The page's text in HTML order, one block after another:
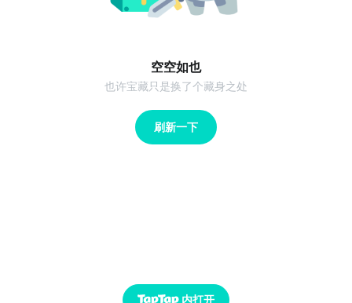
空空如也
也许宝藏只是换了个藏身之处
刷新一下
内打开